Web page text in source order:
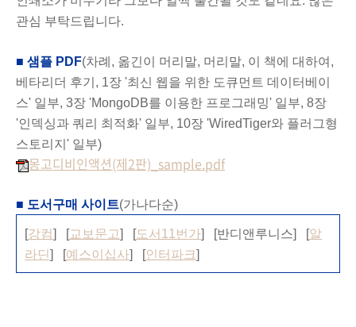
관심 부탁드립니다.
■ 샘플 PDF(차례, 옮긴이 머리말, 머리말, 이 책에 대하여,
베타리더 후기, 1장 '최신 웹을 위한 도큐먼트 데이터베이
스' 일부, 3장 'MongoDB를 이용한 프로그래밍' 일부, 8장
'인덱싱과 쿼리 최적화' 일부, 10장 'WiredTiger와 플러그형
스토리지' 일부)
몽고디비인액션(제2판)_sample.pdf
■ 도서구매 사이트(가나다순)
[강컴] [교보문고] [도서11번가] [반디앤루니스] [알
라딘 ] [예스이십사] [인터파크]